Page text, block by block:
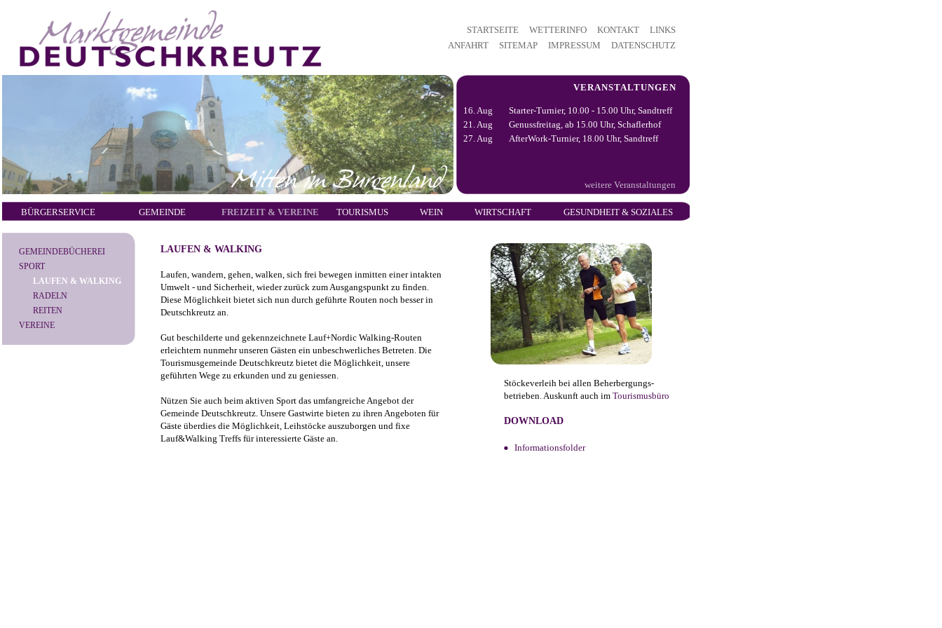
STARTSEITE WETTERINFO KONTAKT
LINKS
ANFAHRT
SITEMAP IMPRESSUM DATENSCHUTZ
VERANSTALTUNGEN
16. Aug
Starter-Turnier, 10.00 - 15.00 Uhr, Sandtreff
21. Aug
Genussfreitag, ab 15.00 Uhr, Schaflerhof
27. Aug
AfterWork-Turnier, 18.00 Uhr, Sandtreff
weitere Veranstaltungen
BÜRGERSERVICE GEMEINDE FREIZEIT & VEREINE TOURISMUS WEIN WIRTSCHAFT GESUNDHEIT & SOZIALES
GEMEINDEBÜCHEREI
SPORT
LAUFEN & WALKING
RADELN
REITEN
VEREINE
Stöckeverleih bei allen Beherbergungs-
betrieben. Auskunft auch im Tourismusbüro
DOWNLOAD
Informationsfolder
LAUFEN & WALKING
Laufen, wandern, gehen, walken, sich frei bewegen inmitten einer intakten
Umwelt - und Sicherheit, wieder zurück zum Ausgangspunkt zu finden.
Diese Möglichkeit bietet sich nun durch geführte Routen noch besser in
Deutschkreutz an.
Gut beschilderte und gekennzeichnete Lauf+Nordic Walking-Routen
erleichtern nunmehr unseren Gästen ein unbeschwerliches Betreten. Die
Tourismusgemeinde Deutschkreutz bietet die Möglichkeit, unsere
geführten Wege zu erkunden und zu geniessen.
Nützen Sie auch beim aktiven Sport das umfangreiche Angebot der
Gemeinde Deutschkreutz. Unsere Gastwirte bieten zu ihren Angeboten für
Gäste überdies die Möglichkeit, Leihstöcke auszuborgen und fixe
Lauf&Walking Treffs für interessierte Gäste an.